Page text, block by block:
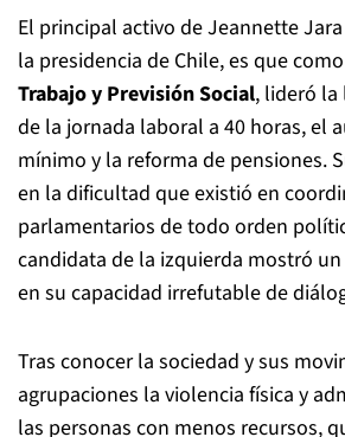
El principal activo de Jeannette
la presidencia de Chile, es que como
Trabajo y Previsión Social, lideró la
de la jornada laboral a 40 horas, el
mínimo y la reforma de pensiones.
en la dificultad que existió en
parlamentarios de todo orden
candidata de la izquierda mostró
en su capacidad irrefutable de
Tras conocer la sociedad y sus
agrupaciones la violencia física y
las personas con menos recursos,